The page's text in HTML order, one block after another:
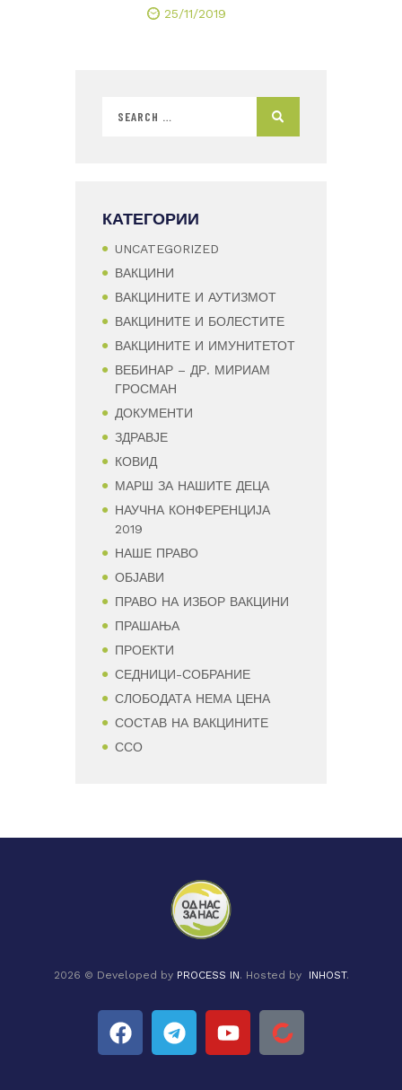
25/11/2019
КАТЕГОРИИ
UNCATEGORIZED
ВАКЦИНИ
ВАКЦИНИТЕ И АУТИЗМОТ
ВАКЦИНИТЕ И БОЛЕСТИТЕ
ВАКЦИНИТЕ И ИМУНИТЕТОТ
ВЕБИНАР – ДР. МИРИАМ
ГРОСМАН
ДОКУМЕНТИ
ЗДРАВЈЕ
КОВИД
МАРШ ЗА НАШИТЕ ДЕЦА
НАУЧНА КОНФЕРЕНЦИЈА
2019
НАШЕ ПРАВО
ОБЈАВИ
ПРАВО НА ИЗБОР ВАКЦИНИ
ПРАШАЊА
ПРОЕКТИ
СЕДНИЦИ-СОБРАНИЕ
СЛОБОДАТА НЕМА ЦЕНА
СОСТАВ НА ВАКЦИНИТЕ
ССО
2026 © Developed by PROCESS IN. Hosted by INHOST.